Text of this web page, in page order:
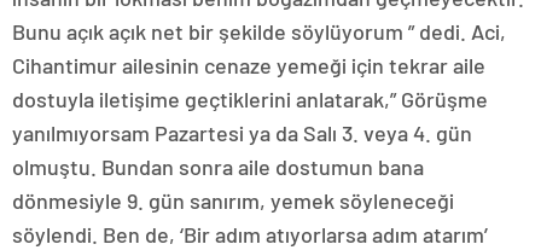
Bunu açık açık net bir şekilde söylüyorum ” dedi. Aci,
Cihantimur ailesinin cenaze yemeği için tekrar aile
dostuyla iletişime geçtiklerini anlatarak,” Görüşme
yanılmıyorsam Pazartesi ya da Salı 3. veya 4. gün
olmuştu. Bundan sonra aile dostumun bana
dönmesiyle 9. gün sanırım, yemek söyleneceği
söylendi. Ben de, ‘Bir adım atıyorlarsa adım atarım’